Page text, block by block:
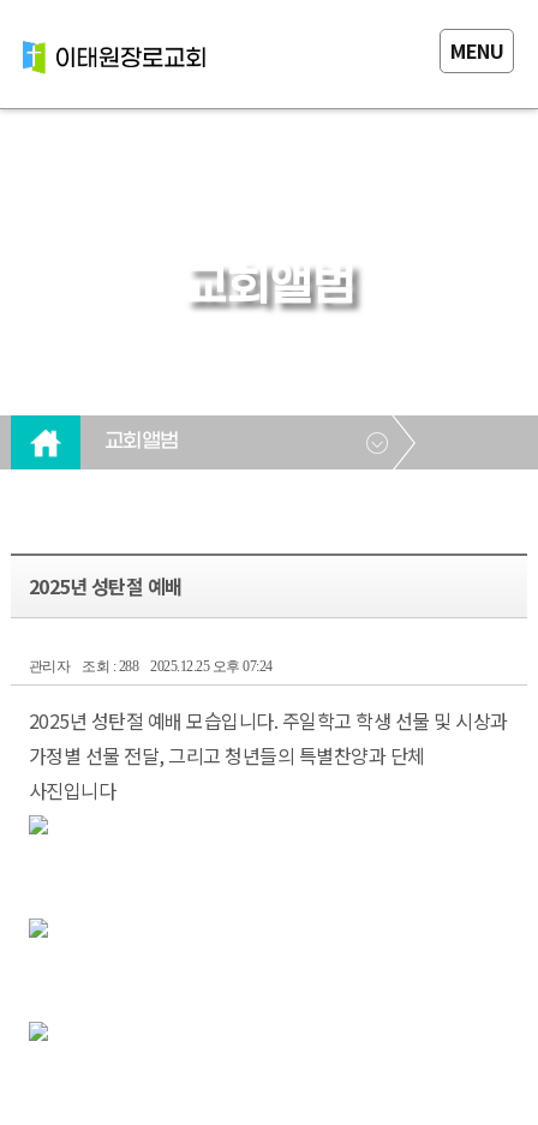
MENU
교회앨범
교회앨범
2025년 성탄절 예배
관리자 조회 : 288 2025.12.25 오후 07:24
2025년 성탄절 예배 모습입니다. 주일학고 학생 선물 및 시상과
가정별 선물 전달, 그리고 청년들의 특별찬양과 단체
사진입니다